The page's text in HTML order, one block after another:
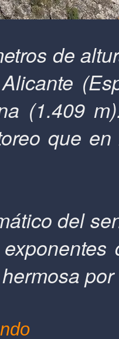
de
(1.409
que
del